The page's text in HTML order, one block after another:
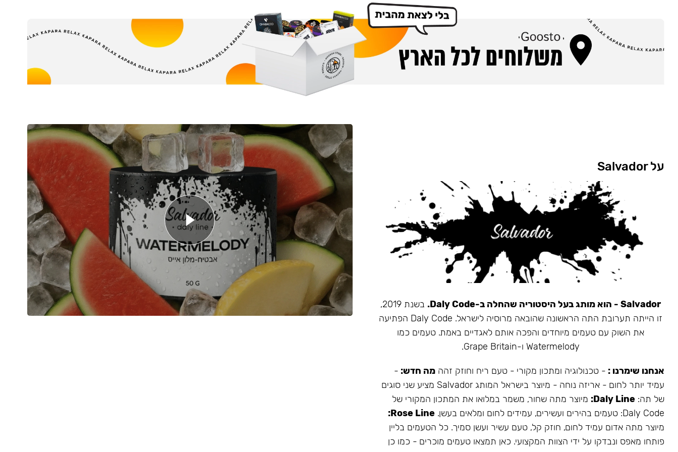
על Salvador
Salvador - הוא מותג בעל היסטוריה שהחלה ב-Daly Code.
בשנת 2019,
זו הייתה תערובת התה הראשונה שהובאה מרוסיה לישראל. Daly Code הפתיעה
את השוק עם טעמים מיוחדים והפכה אותם לאגדיים באמת. טעמים כמו
Watermelody ו-Grape Britain.
אנחנו שימרנו : - טכנולוגיה ומתכון מקורי - טעם ריח וחוזק זהה מה חדש: -
עמיד יותר לחום - אריזה נוחה - מיוצר בישראל המותג Salvador מציע שני סוגים
של תה: Daly Line: מיוצר מתה שחור, משמר במלואו את המתכון המקורי של
Daly Code: טעמים בהירים ועשירים, עמידים לחום ומלאים בעשן.
Rose Line:
מיוצר מתה אדום עמיד לחום, חוזק קל, טעם עשיר ועשן סמיך. כל הטעמים בליין
פותחו מאפס ונבדקו על ידי הצוות המקצועי. כאן תמצאו טעמים מוכרים - כמו כן